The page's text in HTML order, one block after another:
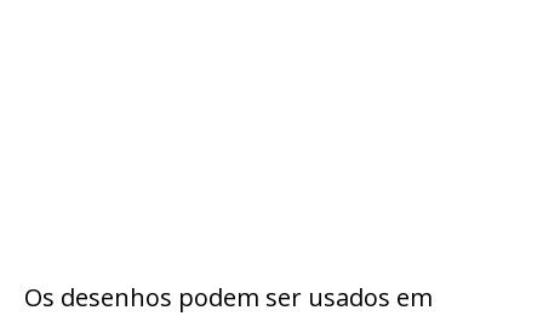
Os desenhos podem ser usados em